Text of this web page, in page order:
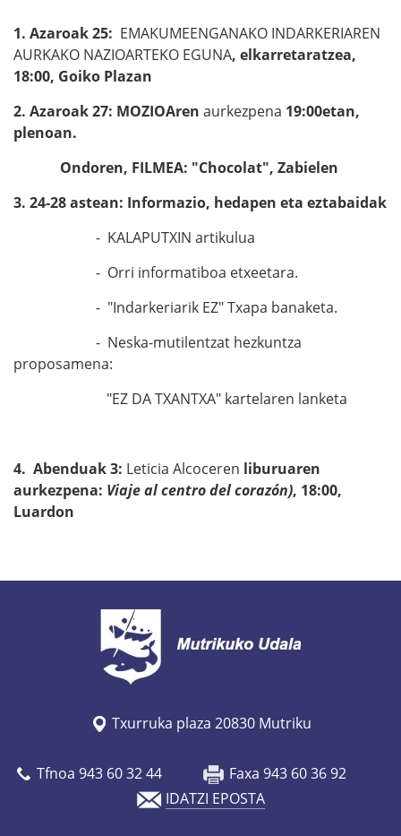
1. Azaroak 25: EMAKUMEENGANAKO INDARKERIAREN
AURKAKO NAZIOARTEKO EGUNA, elkarretaratzea,
18:00, Goiko Plazan
2. Azaroak 27: MOZIOAren aurkezpena 19:00etan,
plenoan.
Ondoren, FILMEA: "Chocolat", Zabielen
3. 24-28 astean: Informazio, hedapen eta eztabaidak
- KALAPUTXIN artikulua
- Orri informatiboa etxeetara.
- "Indarkeriarik EZ" Txapa banaketa.
- Neska-mutilentzat hezkuntza
proposamena:
"EZ DA TXANTXA" kartelaren lanketa
4. Abenduak 3: Leticia Alcoceren liburuaren
aurkezpena: Viaje al centro del corazón), 18:00,
Luardon
Txurruka plaza 20830 Mutriku
Tfnoa 943 60 32 44
Faxa 943 60 36 92
IDATZI EPOSTA